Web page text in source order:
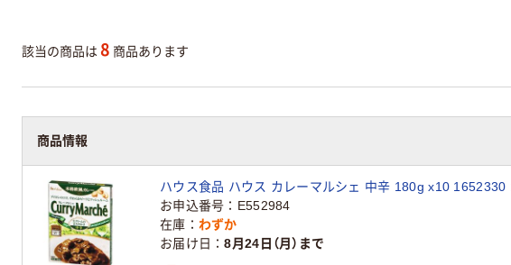
該当の商品は 8 商品あります
商品情報
ハウス食品 ハウス カレーマルシェ 中辛 180g x10 1652330
お申込番号
E552984
在庫
わずか
お届け日
8月24日（月）まで